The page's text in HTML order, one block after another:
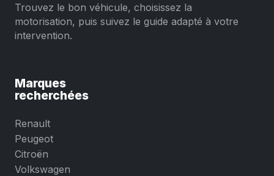
Trouvez le bon véhicule, choisissez la
motorisation, puis suivez le guide adapté à votre
intervention.
Marques
recherchées
Renault
Peugeot
Citroën
Volkswagen